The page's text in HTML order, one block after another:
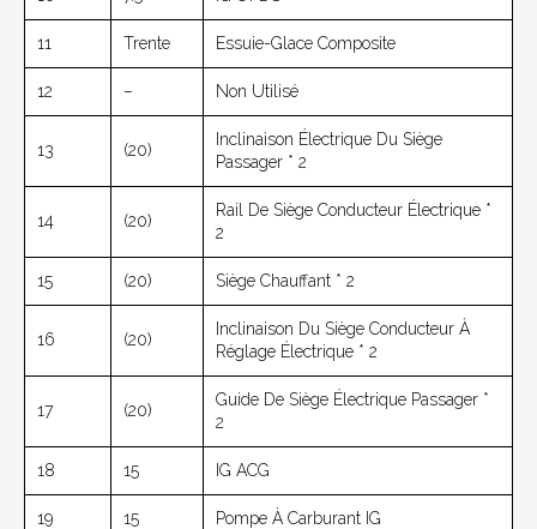
11 Trente Essuie-Glace Composite
12 – Non Utilisé
13 (20)
Inclinaison Électrique Du Siège
Passager * 2
14 (20)
Rail De Siège Conducteur Électrique *
2
15 (20) Siège Chauffant * 2
16 (20)
Inclinaison Du Siège Conducteur À
Réglage Électrique * 2
17 (20)
Guide De Siège Électrique Passager *
2
18 15 IG ACG
19 15 Pompe À Carburant IG